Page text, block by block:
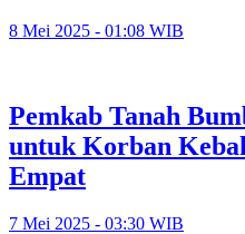
8 Mei 2025 - 01:08 WIB
Pemkab Tanah
untuk Korban
Empat
7 Mei 2025 - 03:30 WIB